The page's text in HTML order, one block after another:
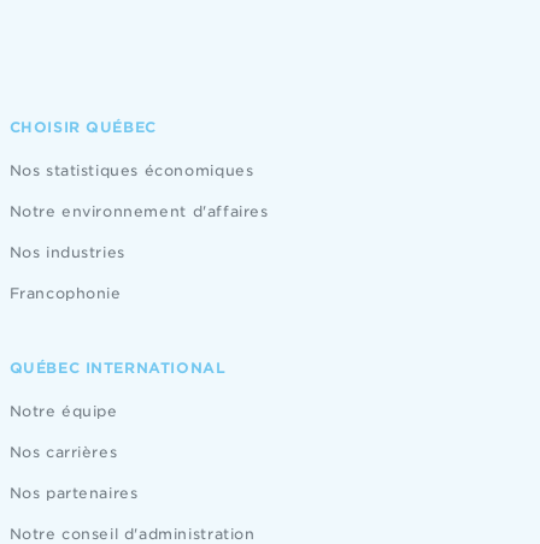
CHOISIR QUÉBEC
Nos statistiques économiques
Notre environnement d'affaires
Nos industries
Francophonie
QUÉBEC INTERNATIONAL
Notre équipe
Nos carrières
Nos partenaires
Notre conseil d'administration